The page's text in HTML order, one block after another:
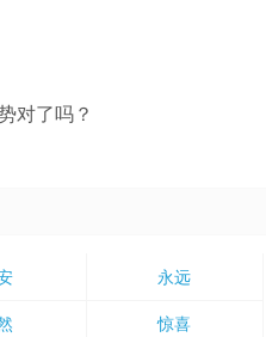
对了吗？
永远
惊喜